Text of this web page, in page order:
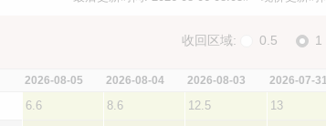
收回区域: 0.5 1
2026-08-05 2026-08-04 2026-08-03 2026-07-31
6.6 8.6 12.5 13